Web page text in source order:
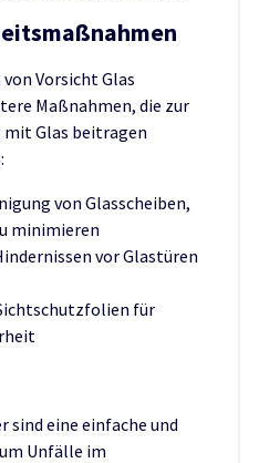
Vorsicht Glas
Maßnahmen, die zur
Glas beitragen
von Glasscheiben,
minimieren
vor Glastüren
für
sind eine einfache und
Unfälle im